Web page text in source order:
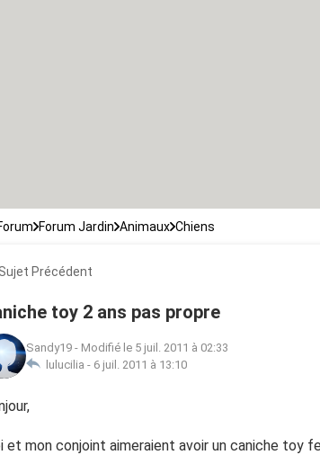
Forum Jardin Animaux Chiens
Sujet Précédent
toy 2 ans pas propre
Sandy19 - Modifié le 5 juil. 2011 à 02:33
lulucilia - 6 juil. 2011 à 13:10
et mon conjoint aimeraient avoir un caniche toy